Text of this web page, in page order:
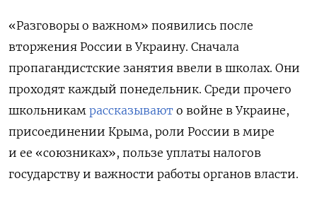
«Разговоры о важном» появились после
вторжения России в Украину. Сначала
пропагандистские занятия ввели в школах. Они
проходят каждый понедельник. Среди прочего
школьникам рассказывают о войне в Украине,
присоединении Крыма, роли России в мире
и ее «союзниках», пользе уплаты налогов
государству и важности работы органов власти.